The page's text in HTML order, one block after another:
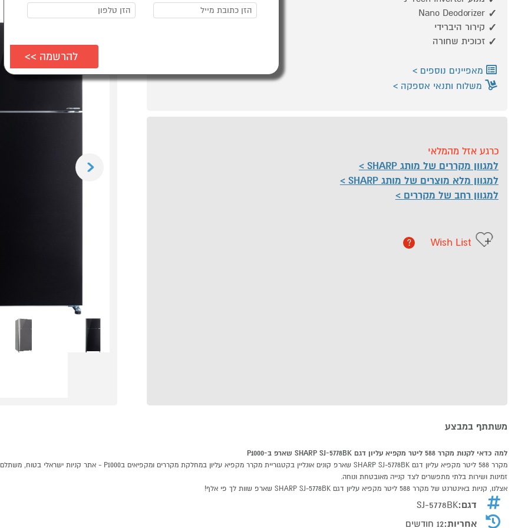
Previous
Nano Deodorizer
קירור היברידי
זכוכית שחורה
מאפיינים נוספים
משלוח ותנאי אספקה
כרגע אזל מהמלאי
למגוון מקררים של מותג SHARP
למגוון מלא מוצרים של מותג SHARP
למגוון רחב של מקררים
Wish List
?
משתתף במבצע
למה כדאי לקנות מקרר 588 ליטר מקפיא עליון דגם SHARP SJ-5778BK שארפ ב-P1000
זמינות ושירות בלתי מתפשרים לצד קנייה מאובטחת ונוחה.
אצלנו, קניות באינטרנט של מקרר 588 ליטר מקפיא עליון דגם SHARP SJ-5778BK שארפ שוות לך פי אלף!
דגם:SJ-5778BK
אחריות:12 חודשים